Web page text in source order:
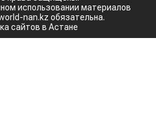
использовании материалов
nan.kz обязательна.
сайтов в Астане